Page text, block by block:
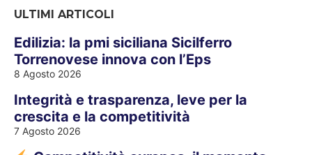
ULTIMI ARTICOLI
Edilizia: la pmi siciliana Sicilferro
Torrenovese innova con l’Eps
8 Agosto 2026
Integrità e trasparenza, leve per la
crescita e la competitività
7 Agosto 2026